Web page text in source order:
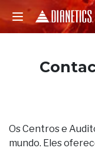
Os Centros e
mundo. Eles